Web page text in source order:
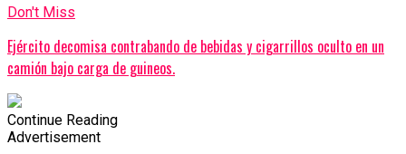
Don't Miss
Ejército decomisa contrabando de bebidas y cigarrillos oculto en un
camión bajo carga de guineos.
Continue Reading
Advertisement